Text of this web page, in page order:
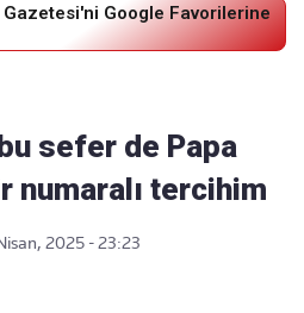
Gazetesi'ni Google Favorilerine
sefer de Papa
numaralı tercihim
2025 - 23:23